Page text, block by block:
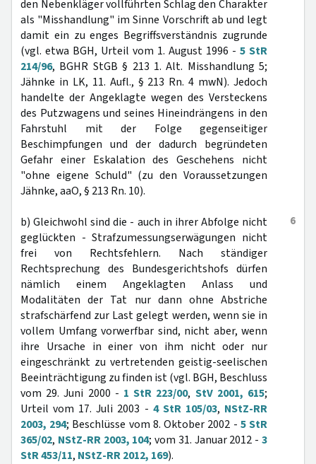
den Nebenkläger vollführten Schlag den Charakter
als "Misshandlung" im Sinne Vorschrift ab und legt
damit ein zu enges Begriffsverständnis zugrunde
(vgl. etwa BGH, Urteil vom 1. August 1996 - 5 StR
214/96, BGHR StGB § 213 1. Alt. Misshandlung 5;
Jähnke in LK, 11. Aufl., § 213 Rn. 4 mwN). Jedoch
handelte der Angeklagte wegen des Versteckens
des Putzwagens und seines Hineindrängens in den
Fahrstuhl mit der Folge gegenseitiger
Beschimpfungen und der dadurch begründeten
Gefahr einer Eskalation des Geschehens nicht
"ohne eigene Schuld" (zu den Voraussetzungen
Jähnke, aaO, § 213 Rn. 10).
6
b) Gleichwohl sind die - auch in ihrer Abfolge nicht
geglückten - Strafzumessungserwägungen nicht
frei von Rechtsfehlern. Nach ständiger
Rechtsprechung des Bundesgerichtshofs dürfen
nämlich einem Angeklagten Anlass und
Modalitäten der Tat nur dann ohne Abstriche
strafschärfend zur Last gelegt werden, wenn sie in
vollem Umfang vorwerfbar sind, nicht aber, wenn
ihre Ursache in einer von ihm nicht oder nur
eingeschränkt zu vertretenden geistig-seelischen
Beeinträchtigung zu finden ist (vgl. BGH, Beschluss
vom 29. Juni 2000 - 1 StR 223/00, StV 2001, 615;
Urteil vom 17. Juli 2003 - 4 StR 105/03, NStZ-RR
2003, 294; Beschlüsse vom 8. Oktober 2002 - 5 StR
365/02, NStZ-RR 2003, 104; vom 31. Januar 2012 -3
StR 453/11, NStZ-RR 2012, 169).